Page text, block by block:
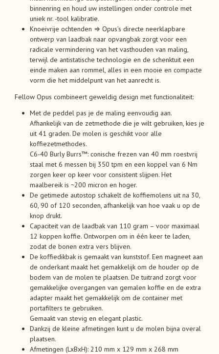
binnenring en houd uw instellingen onder controle met
uniek nr. -tool kalibratie.
Knoeivrije ochtenden ⇒ Opus’s directe neerklapbare
ontwerp van laadbak naar opvangbak zorgt voor een
radicale vermindering van het vasthouden van maling,
terwijl de antistatische technologie en de schenktuit een
einde maken aan rommel, alles in een mooie en compacte
vorm die het middelpunt van het aanrecht is.
Fellow Opus combineert geweldig design met functionaliteit:
Met de peddel pas je de maling eenvoudig aan.
Afhankelijk van de zetmethode die je wilt gebruiken, kies je
uit 41 graden. De molen is geschikt voor alle
koffiezetmethodes.
C6-40 Burly Burrs™: conische frezen van 40 mm roestvrij
staal met 6 messen bij 350 tpm en een koppel van 6 Nm
zorgen keer op keer voor consistent slijpen. Het
maalbereik is ~200 micron en hoger.
De getimede autostop schakelt de koffiemolens uit na 30,
60, 90 of 120 seconden, afhankelijk van hoe vaak u op de
knop drukt.
Capaciteit van de laadbak van 110 gram – voor maximaal
12 koppen koffie. Ontworpen om in één keer te laden,
zodat de bonen extra vers blijven.
De koffiedikbak is gemaakt van kunststof. Een magneet aan
de onderkant maakt het gemakkelijk om de houder op de
bodem van de molen te plaatsen. De tuitrand zorgt voor
gemakkelijke overgangen van gemalen koffie en de extra
adapter maakt het gemakkelijk om de container met
portafilters te gebruiken.
Gemaakt van stevig en elegant plastic.
Dankzij de kleine afmetingen kunt u de molen bijna overal
plaatsen.
Afmetingen (LxBxH): 210 mm x 129 mm x 268 mm